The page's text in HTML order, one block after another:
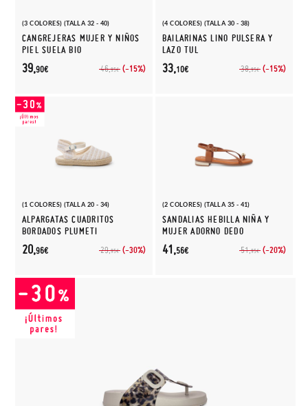
(3 COLORES) (TALLA 32 - 40)
CANGREJERAS MUJER Y NIÑOS
PIEL SUELA BIO
46,95€ (-15%)
39,90€
(4 COLORES) (TALLA 30 - 38)
BAILARINAS LINO PULSERA Y
LAZO TUL
38,95€ (-15%)
33,10€
(1 COLORES) (TALLA 20 - 34)
ALPARGATAS CUADRITOS
BORDADOS PLUMETI
29,95€ (-30%)
20,96€
(2 COLORES) (TALLA 35 - 41)
SANDALIAS HEBILLA NIÑA Y
MUJER ADORNO DEDO
51,95€ (-20%)
41,56€